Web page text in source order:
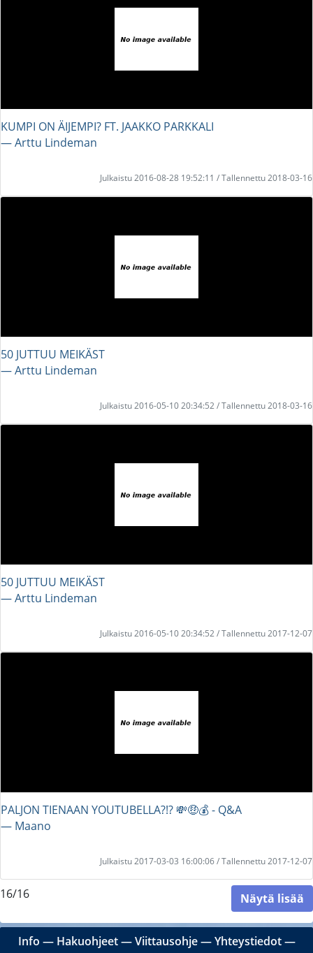
KUMPI ON ÄIJEMPI? FT. JAAKKO PARKKALI
― Arttu Lindeman
Julkaistu 2016-08-28 19:52:11 / Tallennettu 2018-03-16
50 JUTTUU MEIKÄST
― Arttu Lindeman
Julkaistu 2016-05-10 20:34:52 / Tallennettu 2018-03-16
50 JUTTUU MEIKÄST
― Arttu Lindeman
Julkaistu 2016-05-10 20:34:52 / Tallennettu 2017-12-07
PALJON TIENAAN YOUTUBELLA?!? 💸🤑💰 - Q&A
― Maano
Julkaistu 2017-03-03 16:00:06 / Tallennettu 2017-12-07
16/16 Näytä lisää
Info ― Hakuohjeet―Viittausohje―Yhteystiedot―